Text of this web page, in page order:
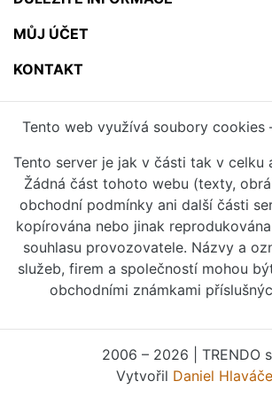
MŮJ ÚČET
KONTAKT
Tento web využívá soubory cookies
Tento server je jak v části tak v celku
Žádná část tohoto webu (texty,
obchodní podmínky ani další části
kopírována nebo jinak
souhlasu provozovatele. Názvy a
služeb, firem a společností mohou
obchodními známkami
2006 – 2026 | TRENDO
Vytvořil Daniel